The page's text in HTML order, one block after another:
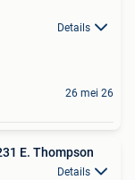
Details
26 mei 26
E. Thompson
Details